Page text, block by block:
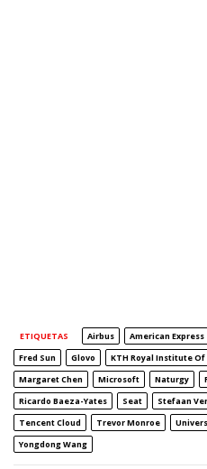
ETIQUETAS Airbus American Express
Fred Sun
Glovo KTH Royal Institute
Margaret Chen
Microsoft Naturgy
Ricardo Baeza-Yates
Seat Stefaan
Tencent Cloud
Trevor Monroe
Yongdong Wang